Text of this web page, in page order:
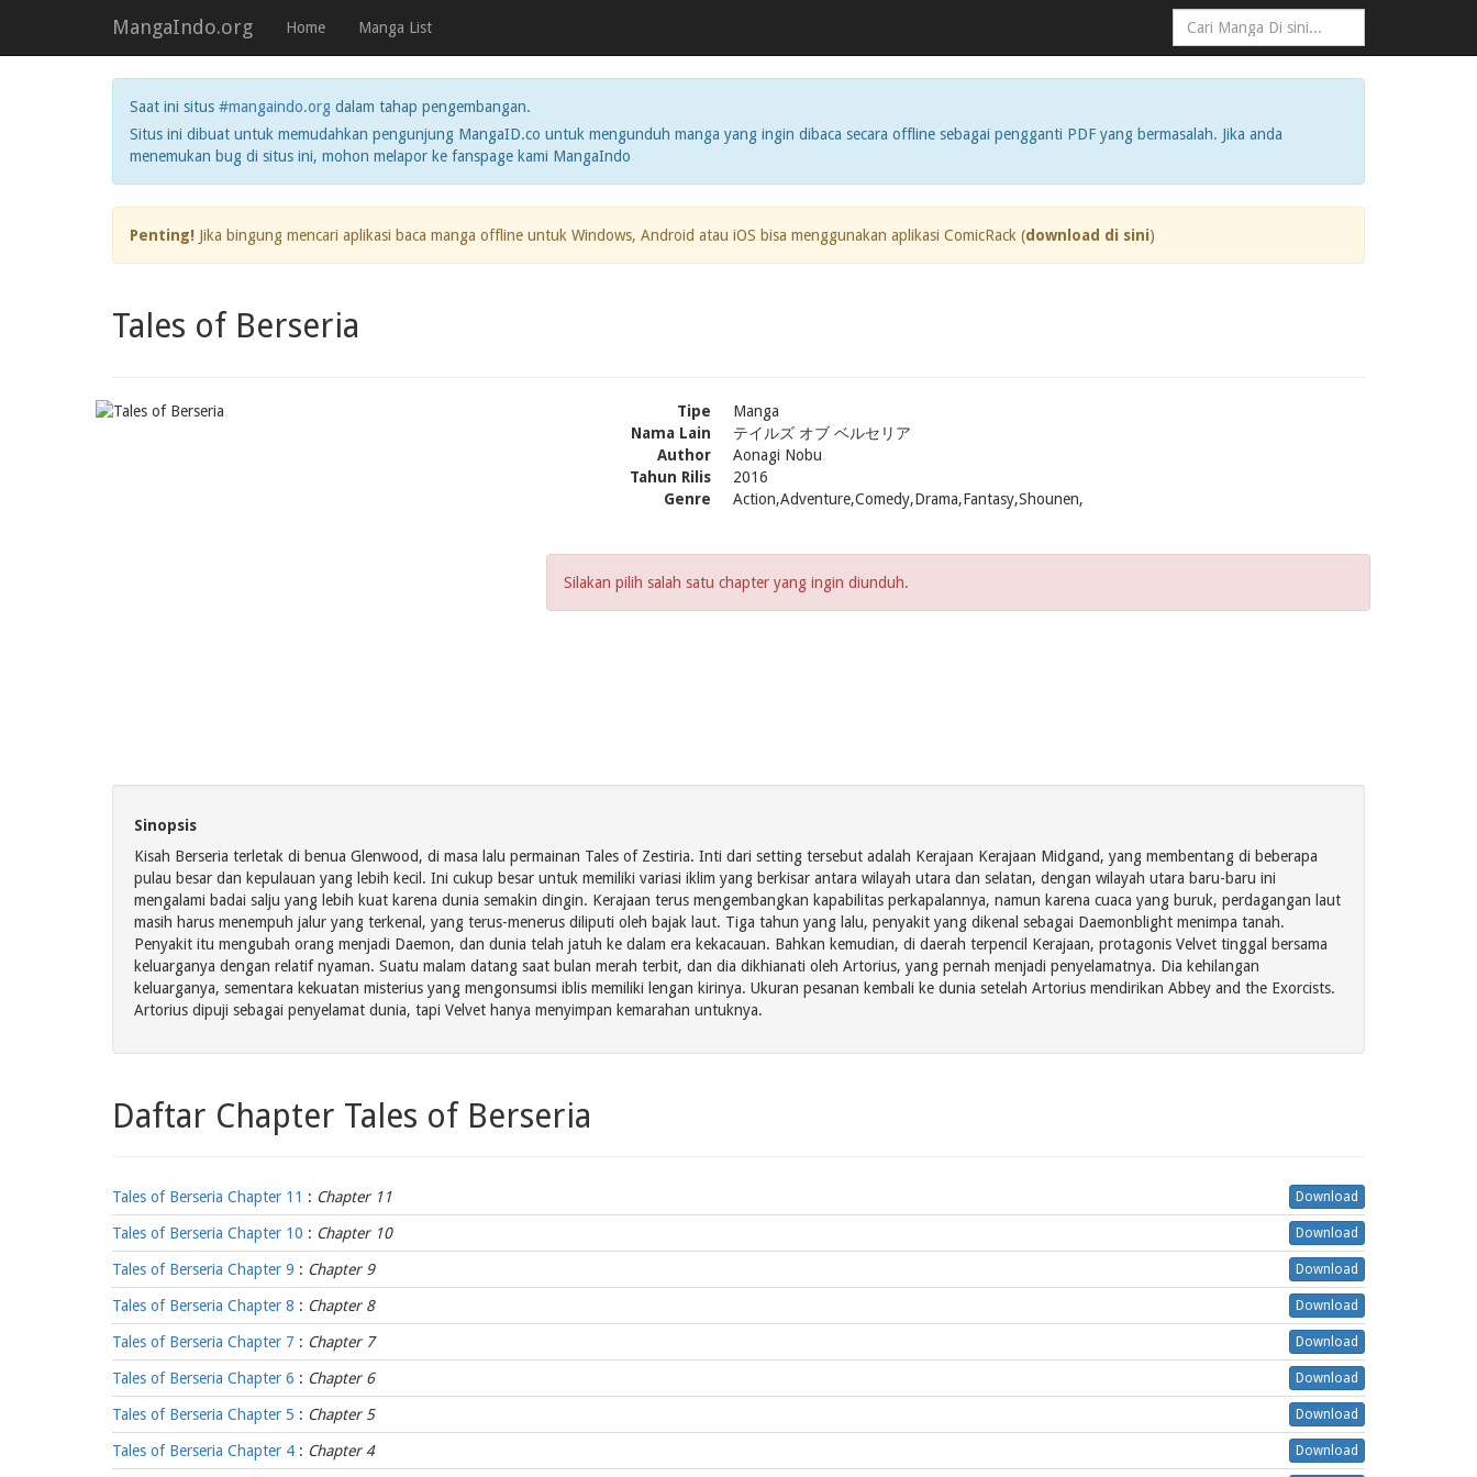
MangaIndo.org Home Manga List
Saat ini situs #mangaindo.org dalam tahap pengembangan.
Situs ini dibuat untuk memudahkan pengunjung MangaID.co untuk mengunduh manga yang ingin dibaca secara offline sebagai pengganti PDF yang bermasalah. Jika anda
menemukan bug di situs ini, mohon melapor ke fanspage kami MangaIndo
Penting! Jika bingung mencari aplikasi baca manga offline untuk Windows, Android atau iOS bisa menggunakan aplikasi ComicRack (download di sini)
Tales of Berseria
Tipe
Manga
Nama Lain
テイルズ オブ ベルセリア
Author
Aonagi Nobu
Tahun Rilis
2016
Genre
Action,Adventure,Comedy,Drama,Fantasy,Shounen,
Silakan pilih salah satu chapter yang ingin diunduh.
Sinopsis
Kisah Berseria terletak di benua Glenwood, di masa lalu permainan Tales of Zestiria. Inti dari setting tersebut adalah Kerajaan Kerajaan Midgand, yang membentang di beberapa
pulau besar dan kepulauan yang lebih kecil. Ini cukup besar untuk memiliki variasi iklim yang berkisar antara wilayah utara dan selatan, dengan wilayah utara baru-baru ini
mengalami badai salju yang lebih kuat karena dunia semakin dingin. Kerajaan terus mengembangkan kapabilitas perkapalannya, namun karena cuaca yang buruk, perdagangan laut
masih harus menempuh jalur yang terkenal, yang terus-menerus diliputi oleh bajak laut. Tiga tahun yang lalu, penyakit yang dikenal sebagai Daemonblight menimpa tanah.
Penyakit itu mengubah orang menjadi Daemon, dan dunia telah jatuh ke dalam era kekacauan. Bahkan kemudian, di daerah terpencil Kerajaan, protagonis Velvet tinggal bersama
keluarganya dengan relatif nyaman. Suatu malam datang saat bulan merah terbit, dan dia dikhianati oleh Artorius, yang pernah menjadi penyelamatnya. Dia kehilangan
keluarganya, sementara kekuatan misterius yang mengonsumsi iblis memiliki lengan kirinya. Ukuran pesanan kembali ke dunia setelah Artorius mendirikan Abbey and the Exorcists.
Artorius dipuji sebagai penyelamat dunia, tapi Velvet hanya menyimpan kemarahan untuknya.
Daftar Chapter Tales of Berseria
Tales of Berseria Chapter 11 : Chapter 11 Download
Tales of Berseria Chapter 10 : Chapter 10 Download
Tales of Berseria Chapter 9 : Chapter 9 Download
Tales of Berseria Chapter 8 : Chapter 8 Download
Tales of Berseria Chapter 7 : Chapter 7 Download
Tales of Berseria Chapter 6 : Chapter 6 Download
Tales of Berseria Chapter 5 : Chapter 5 Download
Tales of Berseria Chapter 4 : Chapter 4 Download